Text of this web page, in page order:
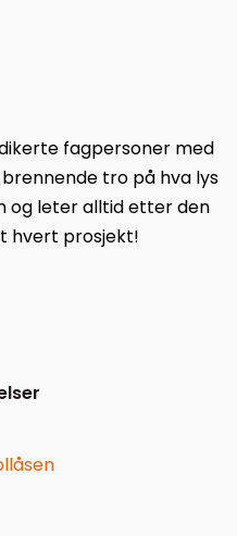
fagpersoner med
tro på hva lys
og leter alltid etter den
hvert prosjekt!